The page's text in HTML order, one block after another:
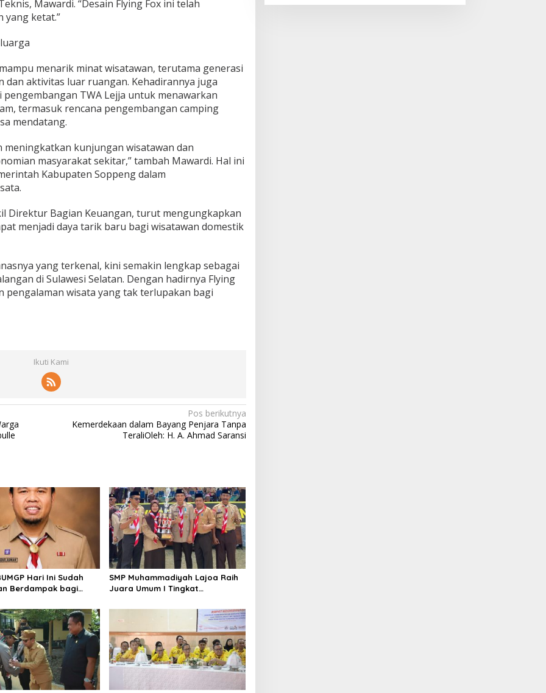
Mawardi. “Desain Flying Fox ini telah
yang ketat.”
menarik minat wisatawan, terutama generasi
dan aktivitas luar ruangan. Kehadirannya juga
TWA Lejja untuk menawarkan
termasuk rencana pengembangan camping
mendatang.
meningkatkan kunjungan wisatawan dan
masyarakat sekitar,” tambah Mawardi. Hal ini
Kabupaten Soppeng dalam
Direktur Bagian Keuangan, turut mengungkapkan
menjadi daya tarik baru bagi wisatawan domestik
yang terkenal, kini semakin lengkap sebagai
di Sulawesi Selatan. Dengan hadirnya Flying
pengalaman wisata yang tak terlupakan bagi
Ikuti Kami
Pos berikutnya
Kemerdekaan dalam Bayang Penjara Tanpa
TeraliOleh: H. A. Ahmad Saransi
Hari Ini Sudah
Berdampak bagi
SMP Muhammadiyah Lajoa Raih
Juara Umum I Tingkat
Hari Pramuka ke-65 Kwarcab
Soppeng